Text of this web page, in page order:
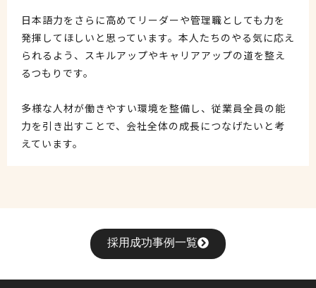
日本語力をさらに高めてリーダーや管理職としても力を
発揮してほしいと思っています。本人たちのやる気に応え
られるよう、スキルアップやキャリアアップの道を整え
るつもりです。
多様な人材が働きやすい環境を整備し、従業員全員の能
力を引き出すことで、会社全体の成長につなげたいと考
えています。
採用成功事例一覧